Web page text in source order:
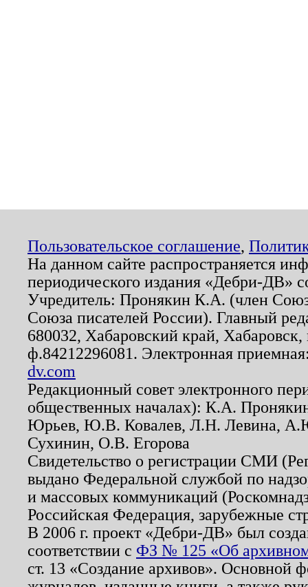
Пользовательское соглашение,
На данном сайте распространяется
периодического издания «Дебри-ДВ»
Учредитель: Пронякин К.А. (член
Союза писателей России). Главный
680032, Хабаровский край,
ф.84212296081. Электронная
dv.com
Редакционный совет электронного
общественных началах): К.А.
Юрьев, Ю.В. Ковалев, Л.Н. Левина,
Сухинин, О.В. Егорова
Свидетельство о регистрации СМИ
выдано Федеральной службой по
и массовых коммуникаций
Российская Федерация, зарубежные
В 2006 г. проект «Дебри-ДВ» был
соответствии с ФЗ № 125 «Об
ст. 13 «Создание архивов». Основной